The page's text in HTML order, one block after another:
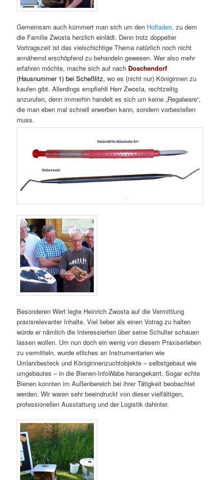
Gemeinsam auch kümmert man sich um den Hofladen, zu dem
die Familie Zwosta herzlich einlädt. Denn trotz doppelter
Vortragszeit ist das vielschichtige Thema natürlich noch nicht
annähernd erschöpfend zu behandeln gewesen. Wer also mehr
erfahren möchte, mache sich auf nach Doschendorf
(Hausnummer 1) bei Scheßlitz,wo es (nicht nur) Königinnen zu
kaufen gibt. Allerdings empfiehlt Herr Zwosta, rechtzeitig
anzurufen, denn immerhin handelt es sich um keine „Regalware“,
die man eben mal schnell erwerben kann, sondern vorbestellen
muss.
Besonderen Wert legte Heinrich Zwosta auf die Vermittlung
praxisrelevanter Inhalte. Viel lieber als einen Votrag zu halten
würde er nämlich die Interessierten über seine Schulter schauen
lassen wollen. Um nun doch ein wenig von diesem Praxiserleben
zu vermitteln, wurde etliches an Instrumentarien wie
Umlarvbesteck und Königinnenzuchtobjekte – selbstgebaut wie
umgebautes – in die Bienen-InfoWabe herangekarrt. Sogar echte
Bienen konnten im Außenbereich bei ihrer Tätigkeit beobachtet
werden. Wir waren sehr beeindruckt von dieser vielfältigen,
professionellen Ausstattung und der Logistik dahinter.